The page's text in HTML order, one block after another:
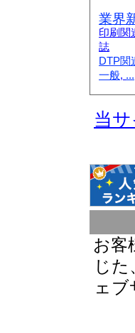
業界
印刷関
誌
DTP関
一般, ...
当
お客
じ
ェ